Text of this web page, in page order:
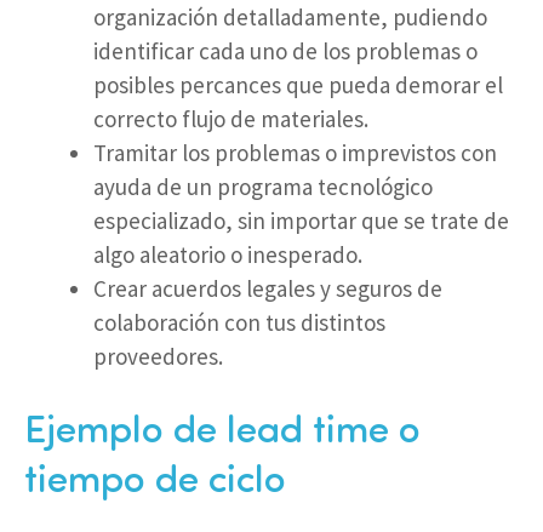
organización detalladamente, pudiendo
identificar cada uno de los problemas o
posibles percances que pueda demorar el
correcto flujo de materiales.
Tramitar los problemas o imprevistos con
ayuda de un programa tecnológico
especializado, sin importar que se trate de
algo aleatorio o inesperado.
Crear acuerdos legales y seguros de
colaboración con tus distintos
proveedores.
Ejemplo de lead time o
tiempo de ciclo